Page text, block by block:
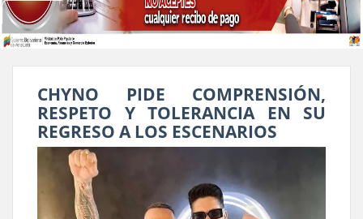
CHYNO PIDE COMPRENSIÓN,
RESPETO Y TOLERANCIA EN SU
REGRESO A LOS ESCENARIOS